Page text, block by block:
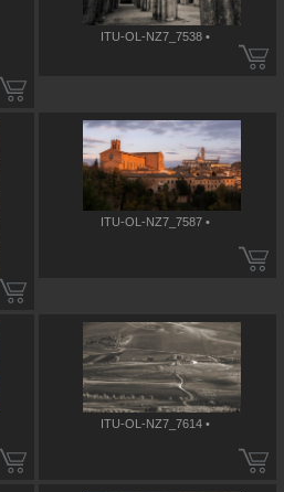
ITU-OL-NZ7_7538 •
ITU-OL-NZ7_7587 •
ITU-OL-NZ7_7614 •